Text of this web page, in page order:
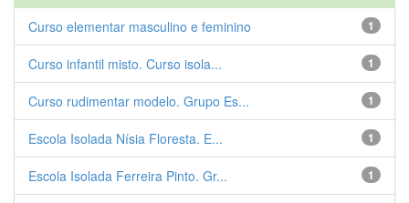
1
Curso elementar masculino e feminino
1
Curso infantil misto. Curso isola...
1
Curso rudimentar modelo. Grupo Es...
1
Escola Isolada Nísia Floresta. E...
1
Escola Isolada Ferreira Pinto. Gr...